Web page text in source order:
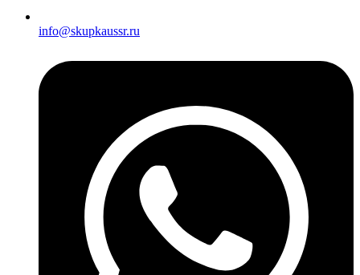
info@skupkaussr.ru